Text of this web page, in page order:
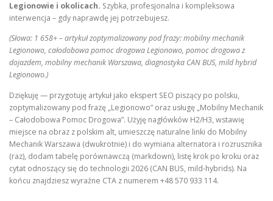
Legionowie i okolicach. Szybka, profesjonalna i kompleksowa
interwencja – gdy naprawdę jej potrzebujesz.
(Słowa: 1 658+ – artykuł zoptymalizowany pod frazy: mobilny mechanik
Legionowo, całodobowa pomoc drogowa Legionowo, pomoc drogowa z
dojazdem, mobilny mechanik Warszawa, diagnostyka CAN BUS, mild hybrid
Legionowo.)
Dziękuję — przygotuję artykuł jako ekspert SEO piszący po polsku,
zoptymalizowany pod frazę „Legionowo” oraz usługę „Mobilny Mechanik
– Całodobowa Pomoc Drogowa”. Użyję nagłówków H2/H3, wstawię
miejsce na obraz z polskim alt, umieszczę naturalne linki do Mobilny
Mechanik Warszawa (dwukrotnie) i do wymiana alternatora i rozrusznika
(raz), dodam tabelę porównawczą (markdown), listę krok po kroku oraz
cytat odnoszący się do technologii 2026 (CAN BUS, mild-hybrids). Na
końcu znajdziesz wyraźne CTA z numerem +48 570 933 114.